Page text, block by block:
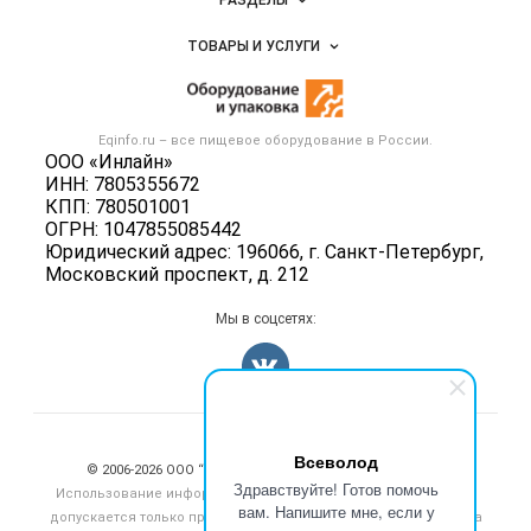
Всеволод
Здравствуйте! Готов помочь
вам. Напишите мне, если у
Eqinfo.ru – все пищевое оборудование в России.
ООО «Инлайн»
ИНН: 7805355672
КПП: 780501001
ОГРН: 1047855085442
Юридический адрес: 196066, г. Санкт-Петербург,
Московский проспект, д. 212
Размещение рекламы
Публичная оферта
Контактная информация
Политика обработки персональных данных
Объявления
Вакансии
Блог
ТОВАРЫ И УСЛУГИ
Оборудование для пищепрома
Тара и упаковка
Б/у оборудование
Информация о компаниях
Добавить объявление
Карта объявлений
Мы в соцсетях:
© 2006‑2026 ООО “Инлайн”. 12+ Все права защищены.
Использование информации, размещенной на данном сайте,
допускается только при размещении активной гиперссылки на